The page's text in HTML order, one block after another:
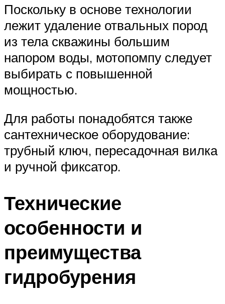
Поскольку в основе технологии
лежит удаление отвальных пород
из тела скважины большим
напором воды, мотопомпу следует
выбирать с повышенной
мощностью.
Для работы понадобятся также
сантехническое оборудование:
трубный ключ, пересадочная вилка
и ручной фиксатор.
Технические
особенности и
преимущества
гидробурения